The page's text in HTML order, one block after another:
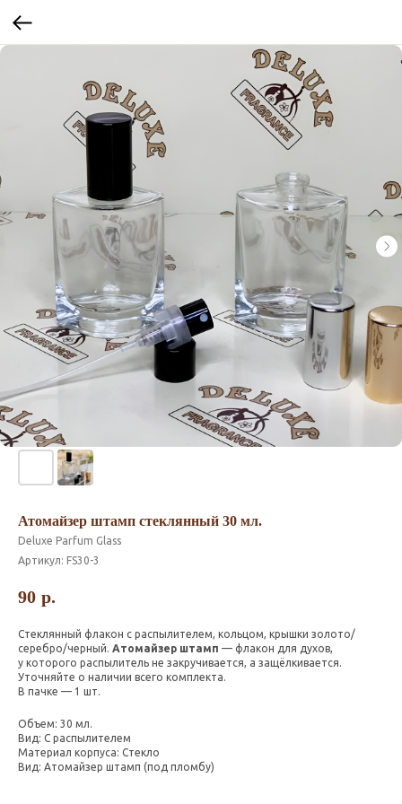
Атомайзер штамп стеклянный 30 мл.
Deluxe Parfum Glass
Артикул: FS30-3
90 р.
Стеклянный флакон с распылителем, кольцом, крышки золото/
серебро/черный. Атомайзер штамп — флакон для духов,
у которого распылитель не закручивается, а защёлкивается.
Уточняйте о наличии всего комплекта.
В пачке — 1 шт.
Объем: 30 мл.
Вид: С распылителем
Материал корпуса: Стекло
Вид: Атомайзер штамп (под пломбу)